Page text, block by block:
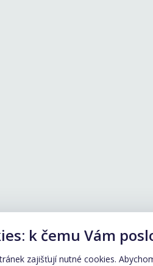
k čemu Vám
zajišťují nutné cookies.